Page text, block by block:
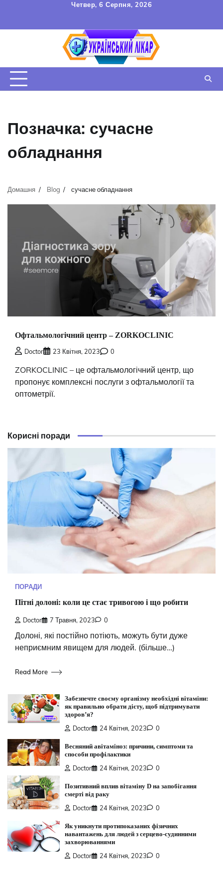
вмісту
Четвер, 6 Серпня, 2026
КОРИСТУВАЧА
Позначка: сучасне
обладнання
Домашня Blog сучасне обладнання
Офтальмологічний центр – ZORKOCLINIC
Doctor 23 Квітня, 2023 0
ZORKOCLINIC – це офтальмологічний центр, що
пропонує комплексні послуги з офтальмології та
оптометрії.
Корисні поради
ПОРАДИ
Пітні долоні: коли це стає тривогою і що робити
Doctor 7 Травня, 2023 0
Долоні, які постійно потіють, можуть бути дуже
неприємним явищем для людей. (більше…)
Read More
Забезпечте своєму організму необхідні вітаміни:
як правильно обрати дієту, щоб підтримувати
здоров’я?
Doctor 24 Квітня, 2023 0
Весняний авітаміноз: причини, симптоми та
способи профілактики
Doctor 24 Квітня, 2023 0
Позитивний вплив вітаміну D на запобігання
смерті від раку
Doctor 24 Квітня, 2023 0
Як уникнути протипоказаних фізичних
навантажень для людей з серцево-судинними
захворюваннями
Doctor 24 Квітня, 2023 0